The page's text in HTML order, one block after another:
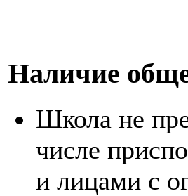
Наличие
Школа не
числе
и лицами с